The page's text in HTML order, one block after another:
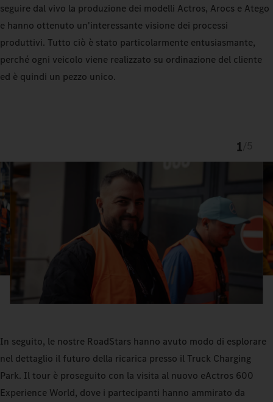
seguire dal vivo la produzione dei modelli Actros, Arocs e Atego
e hanno ottenuto un'interessante visione dei processi
produttivi. Tutto ciò è stato particolarmente entusiasmante,
perché ogni veicolo viene realizzato su ordinazione del cliente
ed è quindi un pezzo unico.
1
In seguito, le nostre RoadStars hanno avuto modo di esplorare
nel dettaglio il futuro della ricarica presso il Truck Charging
Park. Il tour è proseguito con la visita al nuovo eActros 600
Experience World, dove i partecipanti hanno ammirato da